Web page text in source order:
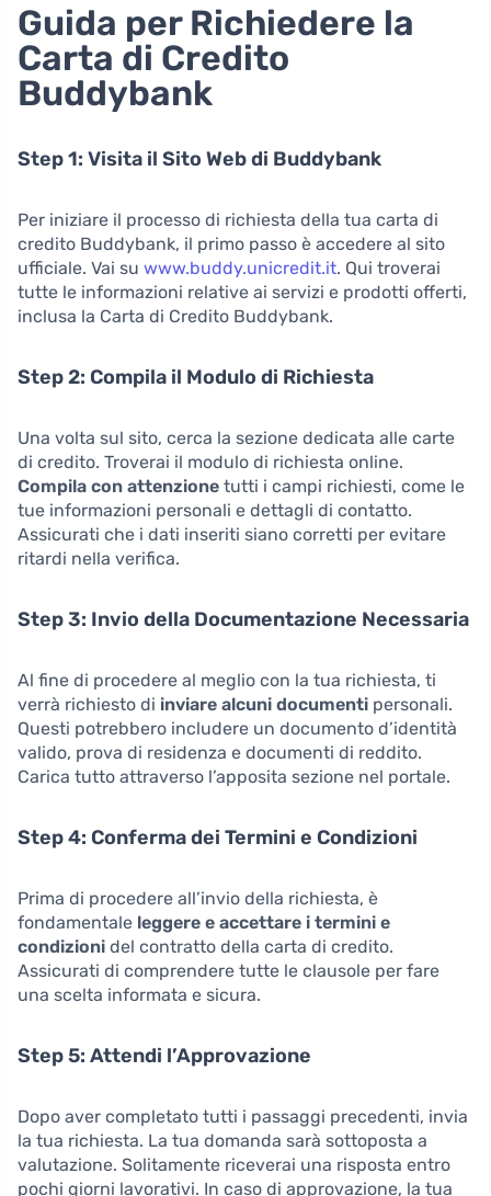
Guida per Richiedere la
Carta di Credito
Buddybank
Step 1: Visita il Sito Web di Buddybank
Per iniziare il processo di richiesta della tua carta di
credito Buddybank, il primo passo è accedere al sito
ufficiale. Vai su www.buddy.unicredit.it. Qui troverai
tutte le informazioni relative ai servizi e prodotti offerti,
inclusa la Carta di Credito Buddybank.
Step 2: Compila il Modulo di Richiesta
Una volta sul sito, cerca la sezione dedicata alle carte
di credito. Troverai il modulo di richiesta online.
Compila con attenzione tutti i campi richiesti, come le
tue informazioni personali e dettagli di contatto.
Assicurati che i dati inseriti siano corretti per evitare
ritardi nella verifica.
Step 3: Invio della Documentazione Necessaria
Al fine di procedere al meglio con la tua richiesta, ti
verrà richiesto di inviare alcuni documenti personali.
Questi potrebbero includere un documento d’identità
valido, prova di residenza e documenti di reddito.
Carica tutto attraverso l’apposita sezione nel portale.
Step 4: Conferma dei Termini e Condizioni
Prima di procedere all’invio della richiesta, è
fondamentale leggere e accettare i termini e
condizioni del contratto della carta di credito.
Assicurati di comprendere tutte le clausole per fare
una scelta informata e sicura.
Step 5: Attendi l’Approvazione
Dopo aver completato tutti i passaggi precedenti, invia
la tua richiesta. La tua domanda sarà sottoposta a
valutazione. Solitamente riceverai una risposta entro
pochi giorni lavorativi. In caso di approvazione, la tua